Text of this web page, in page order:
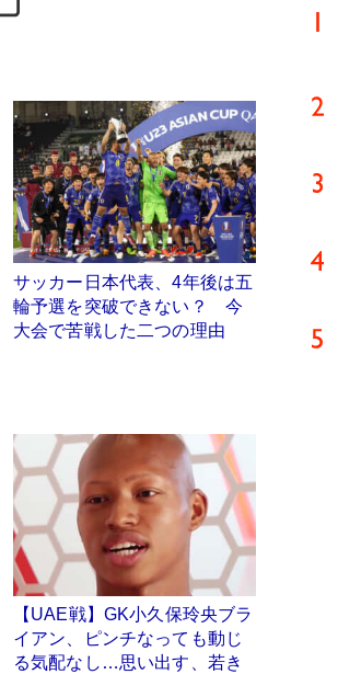
サッカー日本代表、4年後は五
輪予選を突破できない？ 今
大会で苦戦した二つの理由
【UAE戦】GK小久保玲央ブラ
イアン、ピンチなっても動じ
る気配なし…思い出す、若き